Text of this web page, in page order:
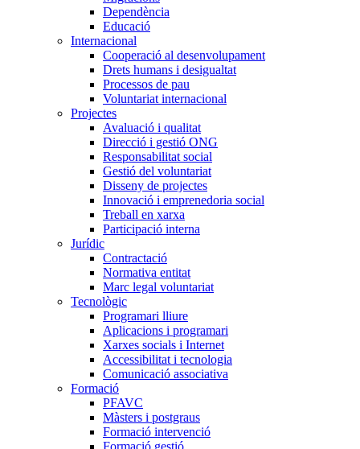
Dependència
Educació
Internacional
Cooperació al desenvolupament
Drets humans i desigualtat
Processos de pau
Voluntariat internacional
Projectes
Avaluació i qualitat
Direcció i gestió ONG
Responsabilitat social
Gestió del voluntariat
Disseny de projectes
Innovació i emprenedoria social
Treball en xarxa
Participació interna
Jurídic
Contractació
Normativa entitat
Marc legal voluntariat
Tecnològic
Programari lliure
Aplicacions i programari
Xarxes socials i Internet
Accessibilitat i tecnologia
Comunicació associativa
Formació
PFAVC
Màsters i postgraus
Formació intervenció